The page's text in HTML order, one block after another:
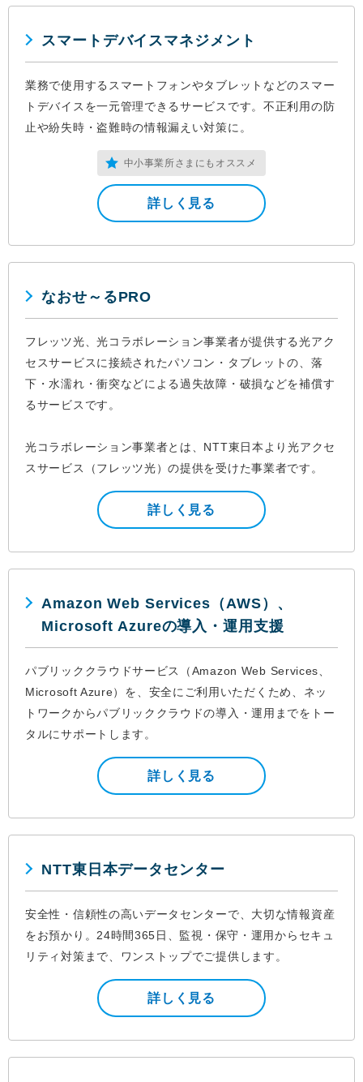
スマートデバイスマネジメント
業務で使用するスマートフォンやタブレットなどのスマー
トデバイスを一元管理できるサービスです。不正利用の防
止や紛失時・盗難時の情報漏えい対策に。
中小事業所さまにもオススメ
詳しく見る
なおせ～るPRO
フレッツ光、光コラボレーション事業者が提供する光アク
セスサービスに接続されたパソコン・タブレットの、落
下・水濡れ・衝突などによる過失故障・破損などを補償す
るサービスです。
光コラボレーション事業者とは、NTT東日本より光アクセ
スサービス（フレッツ光）の提供を受けた事業者です。
詳しく見る
Amazon Web Services（AWS）、
Microsoft Azureの導入・運用支援
パブリッククラウドサービス（Amazon Web Services、
Microsoft Azure）を、安全にご利用いただくため、ネッ
トワークからパブリッククラウドの導入・運用までをトー
タルにサポートします。
詳しく見る
NTT東日本データセンター
安全性・信頼性の高いデータセンターで、大切な情報資産
をお預かり。24時間365日、監視・保守・運用からセキュ
リティ対策まで、ワンストップでご提供します。
詳しく見る